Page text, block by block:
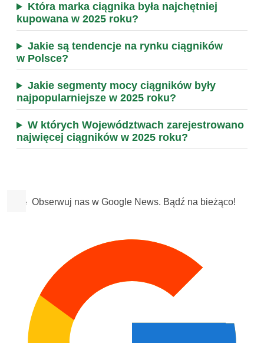
Która marka ciągnika była najchętniej
kupowana w 2025 roku?
Jakie są tendencje na rynku ciągników
w Polsce?
Jakie segmenty mocy ciągników były
najpopularniejsze w 2025 roku?
W których Województwach zarejestrowano
najwięcej ciągników w 2025 roku?
Obserwuj nas w Google News. Bądź na bieżąco!